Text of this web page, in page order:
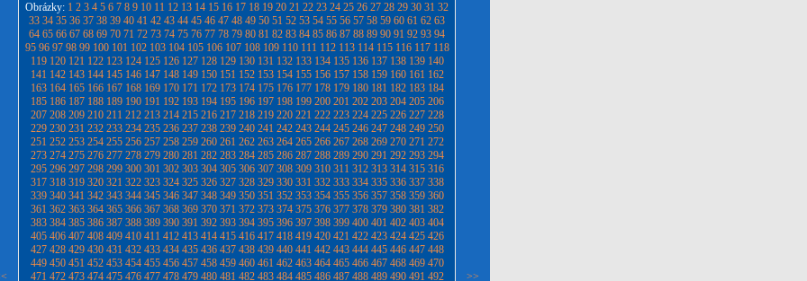
Obrázky: 1 2 3 4 5 6 7 8 9 10 11 12 13 14 15 16 17 18 19 20 21 22 23 24 25 26 27 28 29 30 31 32
33 34 35 36 37 38 39 40 41 42 43 44 45 46 47 48 49 50 51 52 53 54 55 56 57 58 59 60 61 62 63
64 65 66 67 68 69 70 71 72 73 74 75 76 77 78 79 80 81 82 83 84 85 86 87 88 89 90 91 92 93 94
95 96 97 98 99 100 101 102 103 104 105 106 107 108 109 110 111 112 113 114 115 116 117 118
119 120 121 122 123 124 125 126 127 128 129 130 131 132 133 134 135 136 137 138 139 140
141 142 143 144 145 146 147 148 149 150 151 152 153 154 155 156 157 158 159 160 161 162
163 164 165 166 167 168 169 170 171 172 173 174 175 176 177 178 179 180 181 182 183 184
185 186 187 188 189 190 191 192 193 194 195 196 197 198 199 200 201 202 203 204 205 206
207 208 209 210 211 212 213 214 215 216 217 218 219 220 221 222 223 224 225 226 227 228
229 230 231 232 233 234 235 236 237 238 239 240 241 242 243 244 245 246 247 248 249 250
251 252 253 254 255 256 257 258 259 260 261 262 263 264 265 266 267 268 269 270 271 272
273 274 275 276 277 278 279 280 281 282 283 284 285 286 287 288 289 290 291 292 293 294
295 296 297 298 299 300 301 302 303 304 305 306 307 308 309 310 311 312 313 314 315 316
317 318 319 320 321 322 323 324 325 326 327 328 329 330 331 332 333 334 335 336 337 338
339 340 341 342 343 344 345 346 347 348 349 350 351 352 353 354 355 356 357 358 359 360
361 362 363 364 365 366 367 368 369 370 371 372 373 374 375 376 377 378 379 380 381 382
383 384 385 386 387 388 389 390 391 392 393 394 395 396 397 398 399 400 401 402 403 404
405 406 407 408 409 410 411 412 413 414 415 416 417 418 419 420 421 422 423 424 425 426
427 428 429 430 431 432 433 434 435 436 437 438 439 440 441 442 443 444 445 446 447 448
449 450 451 452 453 454 455 456 457 458 459 460 461 462 463 464 465 466 467 468 469 470
471 472 473 474 475 476 477 478 479 480 481 482 483 484 485 486 487 488 489 490 491 492 >>